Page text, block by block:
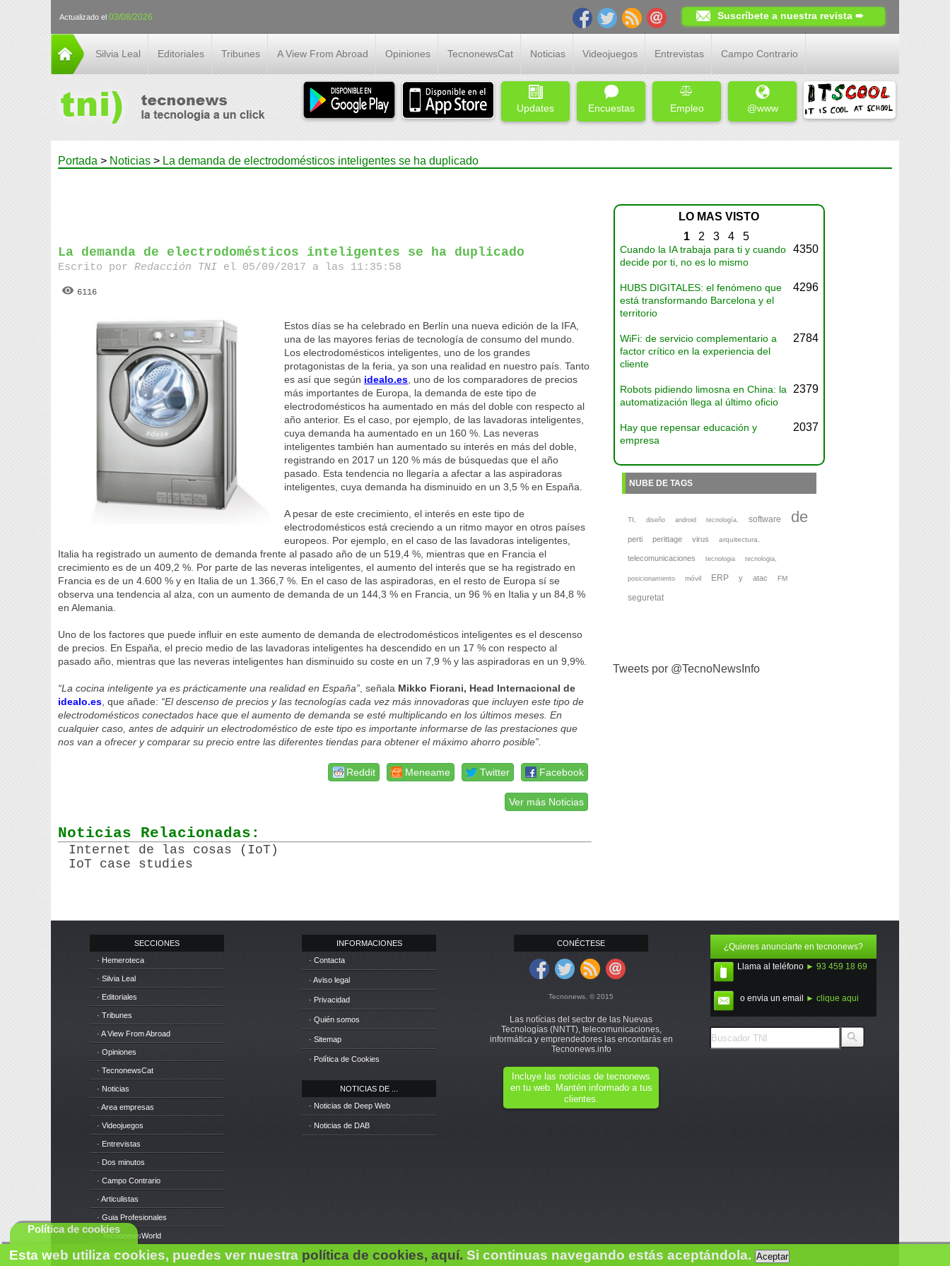
Actualizado el 03/08/2026 Suscríbete a nuestra revista ➨
Silvia Leal Editoriales Tribunes A View From Abroad Opiniones TecnonewsCat Noticias Videojuegos Entrevistas Campo Contrario
Updates Encuestas Empleo @www
Portada > Noticias > La demanda de electrodomésticos inteligentes se ha duplicado
La demanda de electrodomésticos inteligentes se ha duplicado
Escrito porRedacción TNI el 05/09/2017 a las 11:35:58
6116
Estos días se ha celebrado en Berlín una nueva edición de la IFA,
una de las mayores ferias de tecnología de consumo del mundo.
Los electrodomésticos inteligentes, uno de los grandes
protagonistas de la feria, ya son una realidad en nuestro país. Tanto
es así que según idealo.es , uno de los comparadores de precios
más importantes de Europa, la demanda de este tipo de
electrodomésticos ha aumentado en más del doble con respecto al
año anterior. Es el caso, por ejemplo, de las lavadoras inteligentes,
cuya demanda ha aumentado en un 160 %. Las neveras
inteligentes también han aumentado su interés en más del doble,
registrando en 2017 un 120 % más de búsquedas que el año
pasado. Esta tendencia no llegaría a afectar a las aspiradoras
inteligentes, cuya demanda ha disminuido en un 3,5 % en España.
A pesar de este crecimiento, el interés en este tipo de
electrodomésticos está creciendo a un ritmo mayor en otros países
europeos. Por ejemplo, en el caso de las lavadoras inteligentes,
Italia ha registrado un aumento de demanda frente al pasado año de un 519,4 %, mientras que en Francia el
crecimiento es de un 409,2 %. Por parte de las neveras inteligentes, el aumento del interés que se ha registrado en
Francia es de un 4.600 % y en Italia de un 1.366,7 %. En el caso de las aspiradoras, en el resto de Europa sí se
observa una tendencia al alza, con un aumento de demanda de un 144,3 % en Francia, un 96 % en Italia y un 84,8 %
en Alemania.
Uno de los factores que puede influir en este aumento de demanda de electrodomésticos inteligentes es el descenso
de precios. En España, el precio medio de las lavadoras inteligentes ha descendido en un 17 % con respecto al
pasado año, mientras que las neveras inteligentes han disminuido su coste en un 7,9 % y las aspiradoras en un 9,9%.
“La cocina inteligente ya es prácticamente una realidad en España” , señala Mikko Fiorani, Head Internacional de
idealo.es , que añade: “El descenso de precios y las tecnologías cada vez más innovadoras que incluyen este tipo de
electrodomésticos conectados hace que el aumento de demanda se esté multiplicando en los últimos meses. En
cualquier caso, antes de adquirir un electrodoméstico de este tipo es importante informarse de las prestaciones que
nos van a ofrecer y comparar su precio entre las diferentes tiendas para obtener el máximo ahorro posible”.
Facebook
Twitter
Meneame
Reddit
Ver más Noticias
Noticias Relacionadas:
Internet de las cosas (IoT)
IoT case studies
LO MAS VISTO
1 2 3 4 5
Cuando la IA trabaja para ti y cuando
decide por ti, no es lo mismo
4350
HUBS DIGITALES: el fenómeno que
está transformando Barcelona y el
territorio
4296
WiFi: de servicio complementario a
factor crítico en la experiencia del
cliente
2784
Robots pidiendo limosna en China: la
automatización llega al último oficio
2379
Hay que repensar educación y
empresa
2037
NUBE DE TAGS
TI, diseño android tecnología, software de
perti perittage virus arquitectura,
telecomunicaciones tecnologia tecnologia,
posicionamiento móvil ERP y atac FM
seguretat
Tweets por @TecnoNewsInfo
SECCIONES
· Hemeroteca
· Silvia Leal
· Editoriales
· Tribunes
· A View From Abroad
· Opiniones
· TecnonewsCat
· Noticias
· Area empresas
· Videojuegos
· Entrevistas
· Dos minutos
· Campo Contrario
· Articulistas
· Guia Profesionales
· TecnonewsWorld
· Cursos
INFORMACIONES
· Contacta
· Aviso legal
· Privacidad
· Quién somos
· Sitemap
· Política de Cookies
NOTICIAS DE ...
· Noticias de Deep Web
· Noticias de DAB
CONÉCTESE
Tecnonews. © 2015
Las notícias del sector de las Nuevas
Tecnologías (NNTT), telecomunicaciones,
informática y emprendedores las encontarás en
Tecnonews.info
Incluye las noticias de tecnonews
en tu web. Mantén informado a tus
clientes.
¿Quieres anunciarte en tecnonews?
Llama al teléfono ► 93 459 18 69
o envia un email ► clique aqui
Esta web utiliza cookies, puedes ver nuestra política de cookies, aquí. Si continuas navegando estás aceptándola.Aceptar
Política de cookies